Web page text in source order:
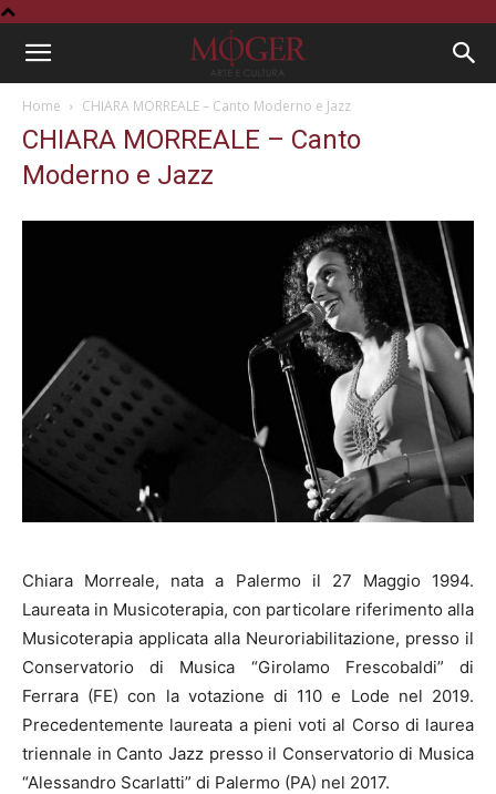
Home CHIARA MORREALE – Canto Moderno e Jazz
CHIARA MORREALE – Canto
Moderno e Jazz
Chiara Morreale, nata a Palermo il 27 Maggio 1994.
Laureata in Musicoterapia, con particolare riferimento alla
Musicoterapia applicata alla Neuroriabilitazione, presso il
Conservatorio di Musica “Girolamo Frescobaldi” di
Ferrara (FE) con la votazione di 110 e Lode nel 2019.
Precedentemente laureata a pieni voti al Corso di laurea
triennale in Canto Jazz presso il Conservatorio di Musica
“Alessandro Scarlatti” di Palermo (PA) nel 2017.